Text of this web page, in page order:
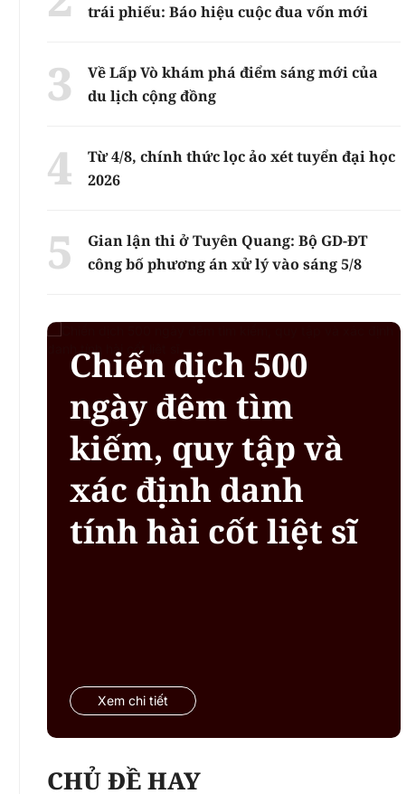
trái phiếu: Báo hiệu cuộc đua vốn mới
Về Lấp Vò khám phá điểm sáng mới của
du lịch cộng đồng
Từ 4/8, chính thức lọc ảo xét tuyển đại học
2026
Gian lận thi ở Tuyên Quang: Bộ GD-ĐT
công bố phương án xử lý vào sáng 5/8
Chiến dịch 500
ngày đêm tìm
kiếm, quy tập và
xác định danh
tính hài cốt liệt sĩ
Xem chi tiết
CHỦ ĐỀ HAY